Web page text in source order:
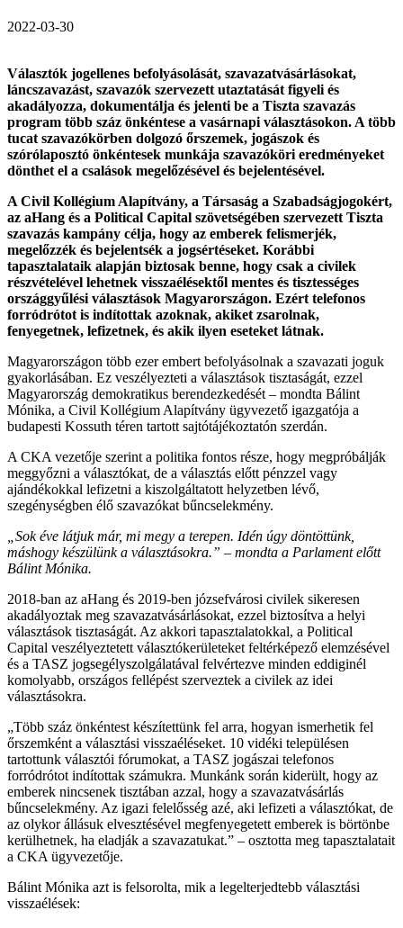
2022-03-30
Választók jogellenes befolyásolását, szavazatvásárlásokat,
láncszavazást, szavazók szervezett utaztatását figyeli és
akadályozza, dokumentálja és jelenti be a Tiszta szavazás
program több száz önkéntese a vasárnapi választásokon. A több
tucat szavazókörben dolgozó őrszemek, jogászok és
szórólaposztó önkéntesek munkája szavazóköri eredményeket
dönthet el a csalások megelőzésével és bejelentésével.
A Civil Kollégium Alapítvány, a Társaság a Szabadságjogokért,
az aHang és a Political Capital szövetségében szervezett Tiszta
szavazás kampány célja, hogy az emberek felismerjék,
megelőzzék és bejelentsék a jogsértéseket. Korábbi
tapasztalataik alapján biztosak benne, hogy csak a civilek
részvételével lehetnek visszaélésektől mentes és tisztességes
országgyűlési választások Magyarországon. Ezért telefonos
forródrótot is indítottak azoknak, akiket zsarolnak,
fenyegetnek, lefizetnek, és akik ilyen eseteket látnak.
Magyarországon több ezer embert befolyásolnak a szavazati joguk
gyakorlásában. Ez veszélyezteti a választások tisztaságát, ezzel
Magyarország demokratikus berendezkedését – mondta Bálint
Mónika, a Civil Kollégium Alapítvány ügyvezető igazgatója a
budapesti Kossuth téren tartott sajtótájékoztatón szerdán.
A CKA vezetője szerint a politika fontos része, hogy megpróbálják
meggyőzni a választókat, de a választás előtt pénzzel vagy
ajándékokkal lefizetni a kiszolgáltatott helyzetben lévő,
szegénységben élő szavazókat bűncselekmény.
„Sok éve látjuk már, mi megy a terepen. Idén úgy döntöttünk,
máshogy készülünk a választásokra.” – mondta a Parlament előtt
Bálint Mónika.
2018-ban az aHang és 2019-ben józsefvárosi civilek sikeresen
akadályoztak meg szavazatvásárlásokat, ezzel biztosítva a helyi
választások tisztaságát. Az akkori tapasztalatokkal, a Political
Capital veszélyeztetett választókerületeket feltérképező elemzésével
és a TASZ jogsegélyszolgálatával felvértezve minden eddiginél
komolyabb, országos fellépést szerveztek a civilek az idei
választásokra.
„Több száz önkéntest készítettünk fel arra, hogyan ismerhetik fel
őrszemként a választási visszaéléseket. 10 vidéki településen
tartottunk választói fórumokat, a TASZ jogászai telefonos
forródrótot indítottak számukra. Munkánk során kiderült, hogy az
emberek nincsenek tisztában azzal, hogy a szavazatvásárlás
bűncselekmény. Az igazi felelősség azé, aki lefizeti a választókat, de
az olykor állásuk elvesztésével megfenyegetett emberek is börtönbe
kerülhetnek, ha eladják a szavazatukat.” – osztotta meg tapasztalatait
a CKA ügyvezetője.
Bálint Mónika azt is felsorolta, mik a legelterjedtebb választási
visszaélések: